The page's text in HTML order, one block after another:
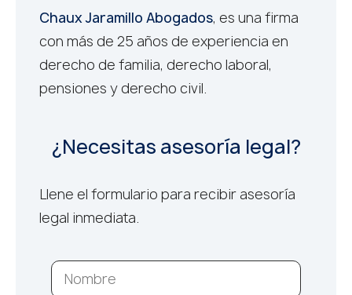
Chaux Jaramillo Abogados, es una firma
con más de 25 años de experiencia en
derecho de familia, derecho laboral,
pensiones y derecho civil.
¿Necesitas asesoría legal?
Llene el formulario para recibir asesoría
legal inmediata.